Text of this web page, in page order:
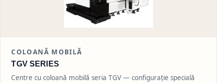
COLOANĂ MOBILĂ
TGV SERIES
Centre cu coloană mobilă seria TGV — configurație specială